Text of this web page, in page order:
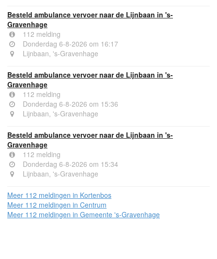
Besteld ambulance vervoer naar de Lijnbaan in 's-
Gravenhage
112 melding
Donderdag 6-8-2026 om 16:17
Lijnbaan, 's-Gravenhage
Besteld ambulance vervoer naar de Lijnbaan in 's-
Gravenhage
112 melding
Donderdag 6-8-2026 om 15:36
Lijnbaan, 's-Gravenhage
Besteld ambulance vervoer naar de Lijnbaan in 's-
Gravenhage
112 melding
Donderdag 6-8-2026 om 15:34
Lijnbaan, 's-Gravenhage
Meer 112 meldingen in Kortenbos
Meer 112 meldingen in Centrum
Meer 112 meldingen in Gemeente 's-Gravenhage